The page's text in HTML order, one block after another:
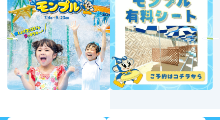
Next